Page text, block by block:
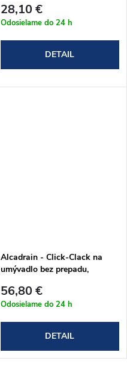
prevedení (A396)
28,10 €
Odosielame do 24 h
DETAIL
Alcadrain - Click-Clack na
umývadlo bez prepadu,
prevedení (A396BLACK)
56,80 €
Odosielame do 24 h
DETAIL